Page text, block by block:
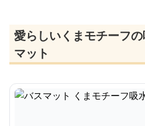
愛らしいくまモチーフ
マット